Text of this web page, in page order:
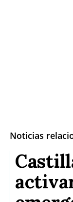
Noticias